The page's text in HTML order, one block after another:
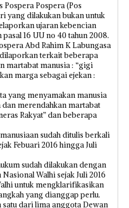
Pospera Pospera (Pos
yang dilakukan bukan untuk
ujaran kebencian
16 UU no 40 tahun 2008.
Abd Rahim K Labungasa
terkait beberapa
martabat manusia : “gigi
marga sebagai ejekan :
yang menyamakan manusia
dan merendahkan martabat
Rakyat” dan beberapa
sudah ditulis berkali
Febuari 2016 hingga Juli
sudah dilakukan dengan
Walhi sejak Juli 2016
untuk mengklarifikasikan
yang dianggap perlu.
satu dari lima anggota Dewan